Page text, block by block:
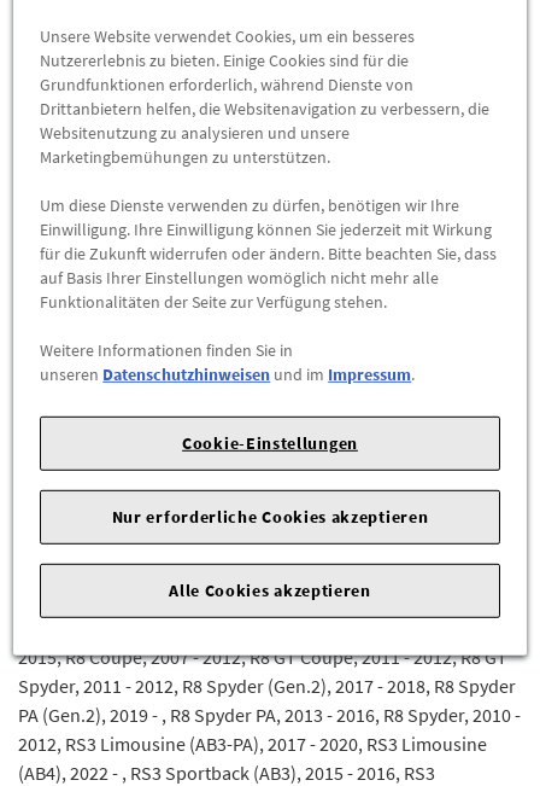
- 2014, A6 Limousine (C7-PA), 2015 - 2018, A6 Limousine (C8),
2019 - , A6 Limousine TFSI e (C8), 2020 - , A6 allroad quattro
(C7), 2013 - 2014, A6 allroad quattro (C7-PA), 2015 - 2018, A6
allroad quattro (C8), 2020 - , A7 Sportback (C7), 2011 - 2014, A7
Sportback (C7-PA), 2015 - 2018, A7 Sportback (C8), 2019 - , A7
Sportback TFSI e (C8), 2020 - , A8 (D4) Hybrid, 2012 - 2013, A8
(D4) Lang Hybrid, 2012 - 2013, A8 (D4) Lang, 2010 - 2013, A8
(D4), 2010 - 2013, A8 (D4-PA) Hybrid, 2014 - 2017, A8 (D4-PA)
Lang Hybrid, 2014 - 2017, A8 (D4-PA) Lang, 2014 - 2017, A8 (D4-
PA), 2014 - 2017, A8 (D5), 2018 - 2021, A8 (D5-PA), 2022 - , A8
LWB (D5), 2018 - 2021, A8 LWB (D5-PA), 2022 - , A8 LWB TFSI e
(D5), 2020 - 2021, A8 LWB TFSI e (D5-PA), 2022 - , A8 TFSI e (D5),
- 2020, Q3 (PA), 2015 - 2018, Q3 Sportback TFSI e, 2021 - , Q3
Sportback, 2020 - , Q3 TFSI e, 2021 - , Q3, 2012 - 2014, Q3, 2019
- , Q4 Sportback e-tron, 2022 - , Q4 e-tron, 2022 - , Q5 (PA), 2021
- , Q5 Sportback (PA), 2021 - , Q5 Sportback TFSI e (PA), 2021 - ,
Q5 TFSI e (PA), 2021 - , Q5 TFSI e, 2019 - 2020, Q5, 2017 - 2020,
Q7 (PA), 2020 - , Q7 TFSI e, 2020 - , Q7 e-tron, 2016 - 2019, Q7,
2016 - 2019, Q8 TFSI e, 2021 - , Q8, 2019 - , R8 Coupé (Gen.2),
2015, R8 Coupé, 2007 - 2012, R8 GT Coupé, 2011 - 2012, R8 GT
Spyder, 2011 - 2012, R8 Spyder (Gen.2), 2017 - 2018, R8 Spyder
PA (Gen.2), 2019 - , R8 Spyder PA, 2013 - 2016, R8 Spyder, 2010 -
2012, RS3 Limousine (AB3-PA), 2017 - 2020, RS3 Limousine
(AB4), 2022 - , RS3 Sportback (AB3), 2015 - 2016, RS3
Unsere Website verwendet Cookies, um ein besseres
Nutzererlebnis zu bieten. Einige Cookies sind für die
Grundfunktionen erforderlich, während Dienste von
Drittanbietern helfen, die Websitenavigation zu verbessern, die
Websitenutzung zu analysieren und unsere
Marketingbemühungen zu unterstützen.
Um diese Dienste verwenden zu dürfen, benötigen wir Ihre
Einwilligung. Ihre Einwilligung können Sie jederzeit mit Wirkung
für die Zukunft widerrufen oder ändern. Bitte beachten Sie, dass
auf Basis Ihrer Einstellungen womöglich nicht mehr alle
Funktionalitäten der Seite zur Verfügung stehen.
Weitere Informationen finden Sie in
unseren Datenschutzhinweisen und im Impressum.
Cookie-Einstellungen
Nur erforderliche Cookies akzeptieren
Alle Cookies akzeptieren